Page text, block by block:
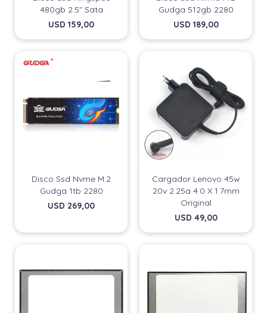
480gb 2.5" Sata
USD 159,00
Gudga 512gb 2280
USD 189,00
Disco Ssd Nvme M.2
Gudga 1tb 2280
USD 269,00
Cargador Lenovo 45w
20v 2.25a 4.0 X 1.7mm
Original
USD 49,00